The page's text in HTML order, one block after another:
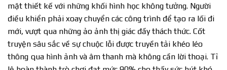
mặt thiết kế với những khối hình học không tưởng. Người
điều khiển phải xoay chuyển các công trình để tạo ra lối đi
mới, vượt qua những ảo ảnh thị giác đầy thách thức. Cốt
truyện sâu sắc về sự chuộc lỗi được truyền tải khéo léo
thông qua hình ảnh và âm thanh mà không cần lời thoại. Tỉ